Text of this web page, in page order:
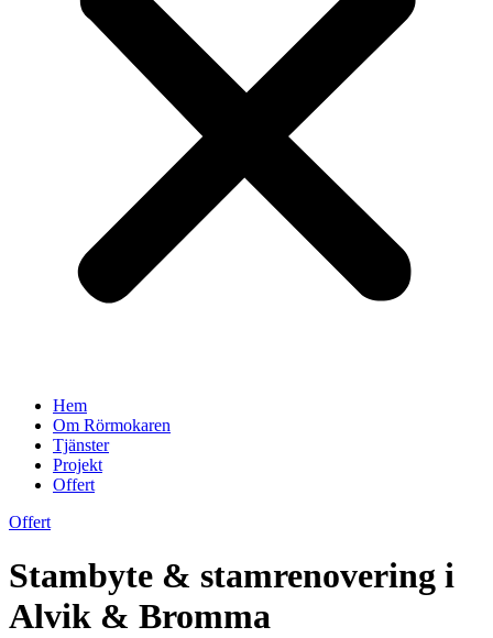
Hem
Om Rörmokaren
Tjänster
Projekt
Offert
Offert
Stambyte & stamrenovering i
Alvik & Bromma